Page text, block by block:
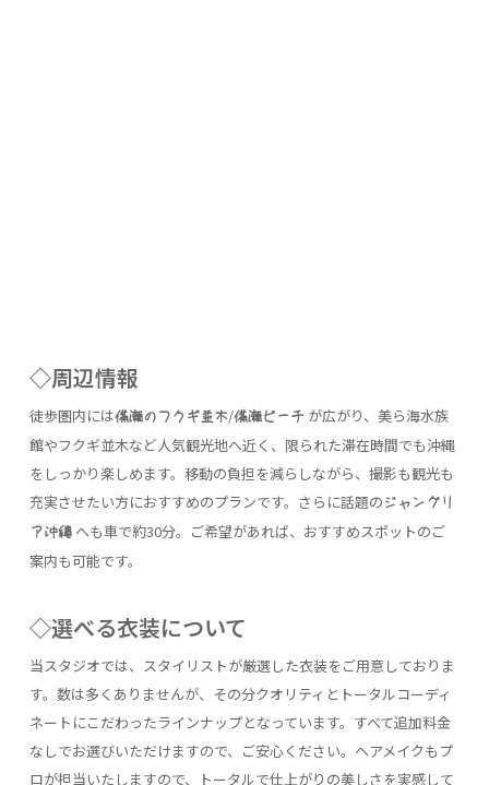
◇周辺情報
徒歩圏内には備瀬のフクギ並木/備瀬ビーチ が広がり、美ら海水族
館やフクギ並木など人気観光地へ近く、限られた滞在時間でも沖縄
をしっかり楽しめます。移動の負担を減らしながら、撮影も観光も
充実させたい方におすすめのプランです。さらに話題の ジャングリ
ア沖縄 へも車で約30分。ご希望があれば、おすすめスポットのご
案内も可能です。
◇選べる衣装について
当スタジオでは、スタイリストが厳選した衣装をご用意しておりま
す。数は多くありませんが、その分クオリティとトータルコーディ
ネートにこだわったラインナップとなっています。すべて追加料金
なしでお選びいただけますので、ご安心ください。ヘアメイクもプ
ロが担当いたしますので、トータルで仕上がりの美しさを実感して